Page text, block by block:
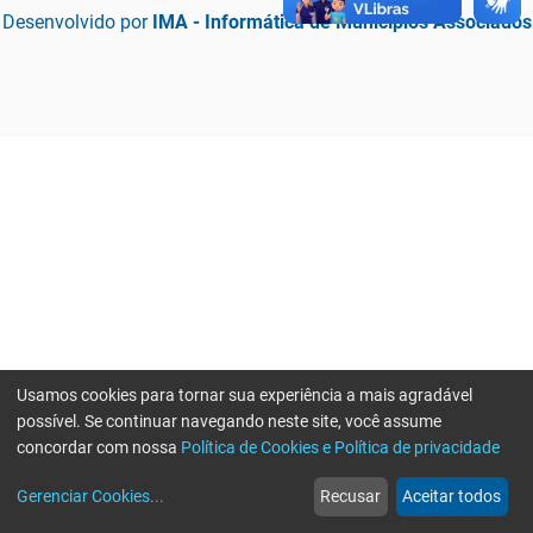
Desenvolvido por IMA - Informática de Municípios Associados
web
Notícias
more_horiz
Mais
Usamos cookies para tornar sua experiência a mais agradável
possível. Se continuar navegando neste site, você assume
concordar com nossa Política de Cookies e Política de privacidade
Gerenciar Cookies... Recusar Aceitar todos
Erro ao enviar informações, por favor tente novamente